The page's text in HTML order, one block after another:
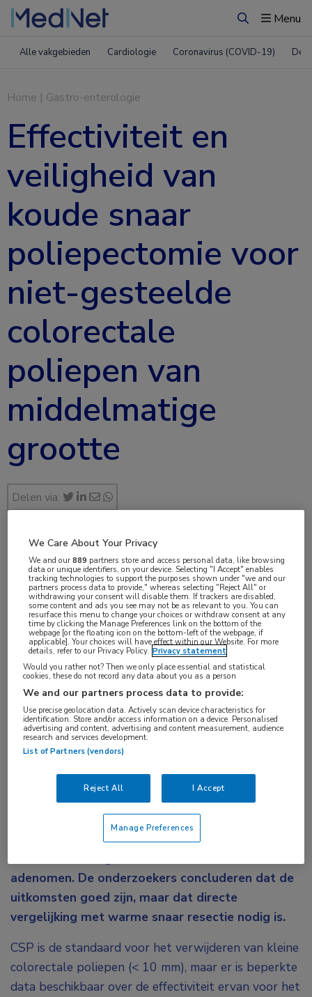
ZoekenMenu
Alle vakgebieden Cardiologie Coronavirus (COVID-19)
Home | Gastro-enterologie
Effectiviteit en
veiligheid van
koude snaar
poliepectomie voor
niet-gesteelde
colorectale
poliepen van
middelmatige
grootte
Delen via:
Koude snaar poliepectomie (CSP) ofwel koude
endoscopische mucosale resectie (C-EMR) voor
het verwijderen van morfologisch geschikte niet-
gesteelde colorectale poliepen van 10-19 mm is
adenomen. De onderzoekers concluderen dat de
uitkomsten goed zijn, maar dat directe
vergelijking met warme snaar resectie nodig is.
CSP is de standaard voor het verwijderen van kleine
colorectale poliepen (< 10 mm), maar er is beperkte
data beschikbaar over de effectiviteit ervan voor het
apr 2023
Vakgebieden:
Gastro-enterologie
Aandachtsgebieden:
Endoscopie
Tags:
adenoom ,darmresectie,poliep
We Care About Your Privacy
We and our889 partners store and access personal data, like browsing
data or unique identifiers, on your device. Selecting "I Accept" enables
tracking technologies to support the purposes shown under "we and our
partners process data to provide," whereas selecting "Reject All" or
withdrawing your consent will disable them. If trackers are disabled,
some content and ads you see may not be as relevant to you. You can
resurface this menu to change your choices or withdraw consent at any
time by clicking the Manage Preferences link on the bottom of the
webpage [or the floating icon on the bottom-left of the webpage, if
applicable]. Your choices will have effect within our Website. For more
details, refer to our Privacy Policy. Privacy statement
Would you rather not? Then we only place essential and statistical
cookies, these do not record any data about you as a person
We and our partners process data to provide:
Use precise geolocation data. Actively scan device characteristics for
identification. Store and/or access information on a device. Personalised
advertising and content, advertising and content measurement, audience
research and services development.
List of Partners (vendors)
Reject All I Accept
Manage Preferences